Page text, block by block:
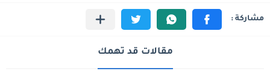
مقالات قد تهمك